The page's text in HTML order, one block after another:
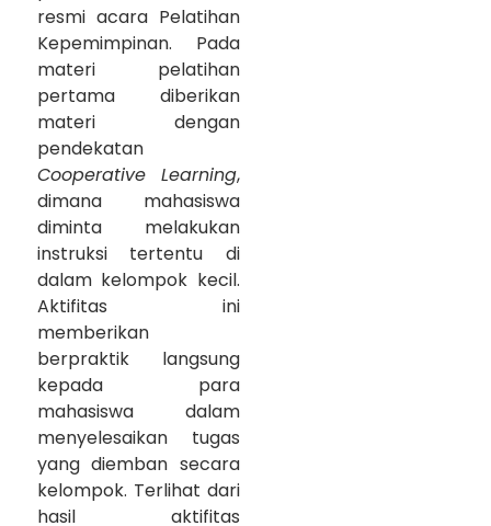
resmi acara Pelatihan
Kepemimpinan. Pada
materi pelatihan
pertama diberikan
materi dengan
pendekatan
Cooperative Learning,
dimana mahasiswa
diminta melakukan
instruksi tertentu di
dalam kelompok kecil.
Aktifitas ini
memberikan
berpraktik langsung
kepada para
mahasiswa dalam
menyelesaikan tugas
yang diemban secara
kelompok. Terlihat dari
hasil aktifitas